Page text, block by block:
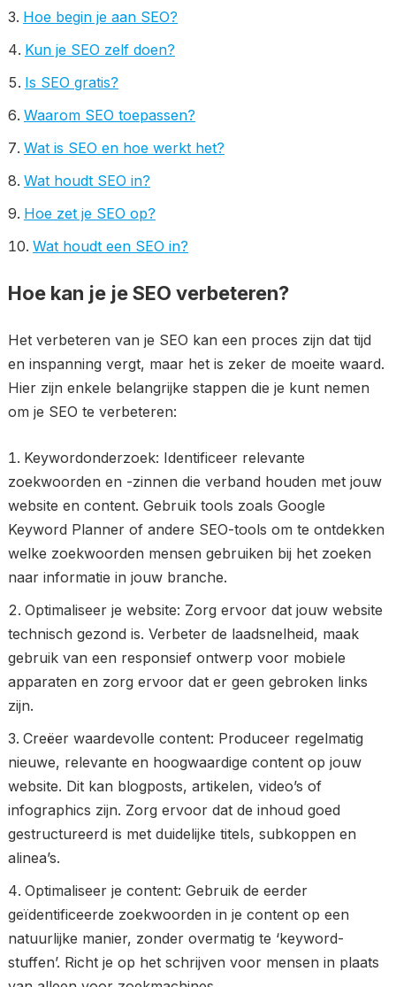
Hoe begin je aan SEO?
Kun je SEO zelf doen?
Is SEO gratis?
Waarom SEO toepassen?
Wat is SEO en hoe werkt het?
Wat houdt SEO in?
Hoe zet je SEO op?
Wat houdt een SEO in?
Hoe kan je je SEO verbeteren?
Het verbeteren van je SEO kan een proces zijn dat tijd
en inspanning vergt, maar het is zeker de moeite waard.
Hier zijn enkele belangrijke stappen die je kunt nemen
om je SEO te verbeteren:
Keywordonderzoek: Identificeer relevante
zoekwoorden en -zinnen die verband houden met jouw
website en content. Gebruik tools zoals Google
Keyword Planner of andere SEO-tools om te ontdekken
welke zoekwoorden mensen gebruiken bij het zoeken
naar informatie in jouw branche.
Optimaliseer je website: Zorg ervoor dat jouw website
technisch gezond is. Verbeter de laadsnelheid, maak
gebruik van een responsief ontwerp voor mobiele
apparaten en zorg ervoor dat er geen gebroken links
zijn.
Creëer waardevolle content: Produceer regelmatig
nieuwe, relevante en hoogwaardige content op jouw
website. Dit kan blogposts, artikelen, video’s of
infographics zijn. Zorg ervoor dat de inhoud goed
gestructureerd is met duidelijke titels, subkoppen en
alinea’s.
Optimaliseer je content: Gebruik de eerder
geïdentificeerde zoekwoorden in je content op een
natuurlijke manier, zonder overmatig te ‘keyword-
stuffen’. Richt je op het schrijven voor mensen in plaats